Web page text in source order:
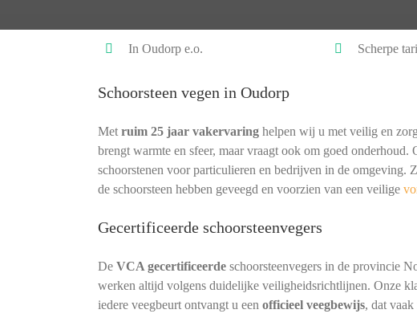
In Oudorp e.o. Scherpe
Schoorsteen vegen in Oudorp
Met ruim 25 jaar vakervaringhelpen wij u met veilig en
brengt warmte en sfeer, maar vraagt ook om goed onderhoud.
schoorstenen voor particulieren en bedrijven in de
de schoorsteen hebben geveegd en voorzien van een veilige
Gecertificeerde schoorsteenvegers
De VCA gecertificeerdeschoorsteenvegers in de provincie
werken altijd volgens duidelijke veiligheidsrichtlijnen. Onze
iedere veegbeurt ontvangt u een officieel veegbewijs, dat